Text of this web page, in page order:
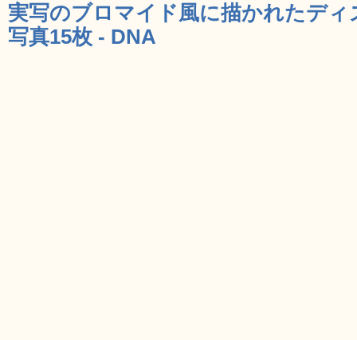
実写のブロマイド風に描かれたデ
写真15枚 - DNA